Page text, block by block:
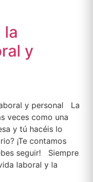
la
y
y personal La
veces como una
y tú hacéis lo
¡Te contamos
seguir! Siempre
laboral y la